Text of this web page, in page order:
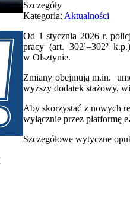
Szczegóły
Kategoria: Aktualności
Od 1 stycznia 2026 r.
pracy (art. 302¹–302²
w Olsztynie.
Zmiany obejmują m.in.
wyższy dodatek stażowy,
Aby skorzystać z nowych
wyłącznie przez platformę
Szczegółowe wytyczne